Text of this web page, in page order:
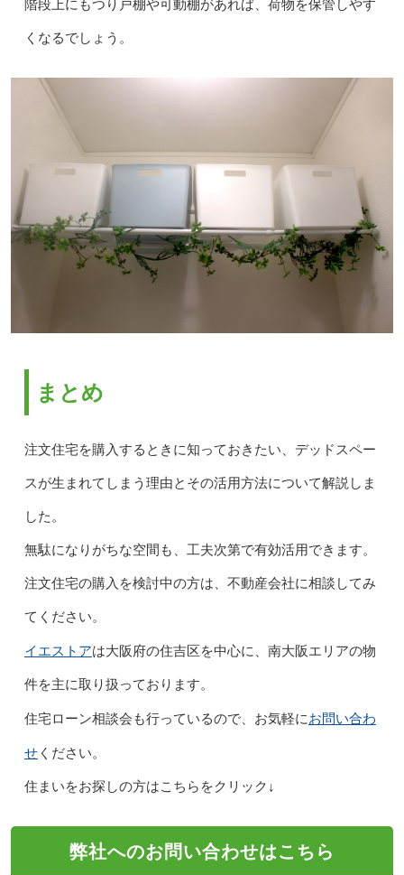
階段上にもつり戸棚や可動棚があれば、荷物を保管しやす
くなるでしょう。
まとめ
注文住宅を購入するときに知っておきたい、デッドスペー
スが生まれてしまう理由とその活用方法について解説しま
した。
無駄になりがちな空間も、工夫次第で有効活用できます。
注文住宅の購入を検討中の方は、不動産会社に相談してみ
てください。
イエストアは大阪府の住吉区を中心に、南大阪エリアの物
件を主に取り扱っております。
住宅ローン相談会も行っているので、お気軽にお問い合わ
せください。
住まいをお探しの方はこちらをクリック↓
弊社へのお問い合わせはこちら